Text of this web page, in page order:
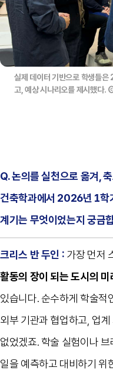
실제 데이터 기반으로 학생들
고, 예상 시나리오를 제시했다.
Q. 논의를 실천으로 옮겨,
건축학과에서 2026년 1학
계기는 무엇이었는지 궁금
크리스 반 두인 : 가장 먼저
활동의 장이 되는 도시의
있습니다. 순수하게 학술적
외부 기관과 협업하고, 업
없었겠죠. 학술 실험이나
일을 예측하고 대비하기 위